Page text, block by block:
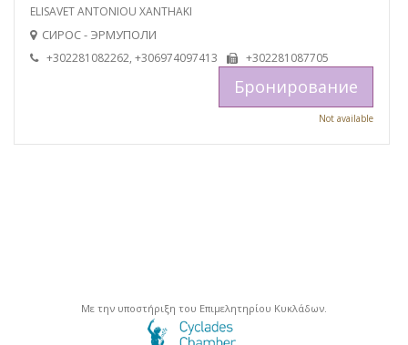
ELISAVET ANTONIOU XANTHAKI
СИРОС - ЭРМУПОЛИ
+302281082262, +306974097413 +302281087705
Бронирование
Not available
Με την υποστήριξη του Επιμελητηρίου Κυκλάδων.